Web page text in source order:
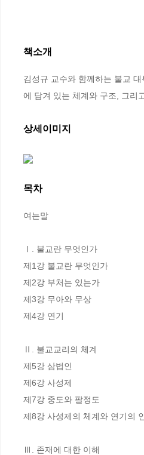
책소개
김성규 교수와 함께하는 불교
에 담겨 있는 체계와 구조, 그리
상세이미지
목차
여는말
Ⅰ. 불교란 무엇인가
제1강 불교란 무엇인가
제2강 부처는 있는가
제3강 무아와 무상
제4강 연기
Ⅱ. 불교교리의 체계
제5강 삼법인
제6강 사성제
제7강 중도와 팔정도
제8강 사성제의 체계와 연기의
Ⅲ. 존재에 대한 이해